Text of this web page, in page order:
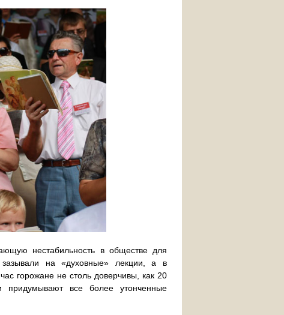
нестабильность в обществе для
на «духовные» лекции, а в
горожане не столь доверчивы, как 20
придумывают все более утонченные